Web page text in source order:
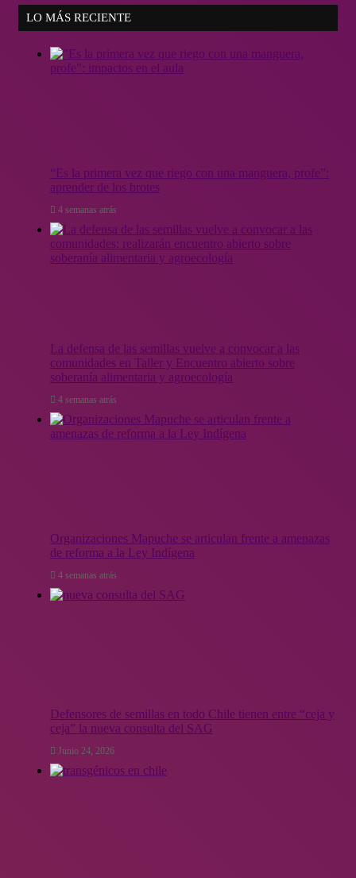
LO MÁS RECIENTE
“Es la primera vez que riego con una manguera, profe”:
aprender de los brotes
4 semanas atrás
La defensa de las semillas vuelve a convocar a las
comunidades en Taller y Encuentro abierto sobre
soberanía alimentaria y agroecología
4 semanas atrás
Organizaciones Mapuche se articulan frente a amenazas
de reforma a la Ley Indígena
4 semanas atrás
Defensores de semillas en todo Chile tienen entre “ceja y
ceja” la nueva consulta del SAG
Junio 24, 2026